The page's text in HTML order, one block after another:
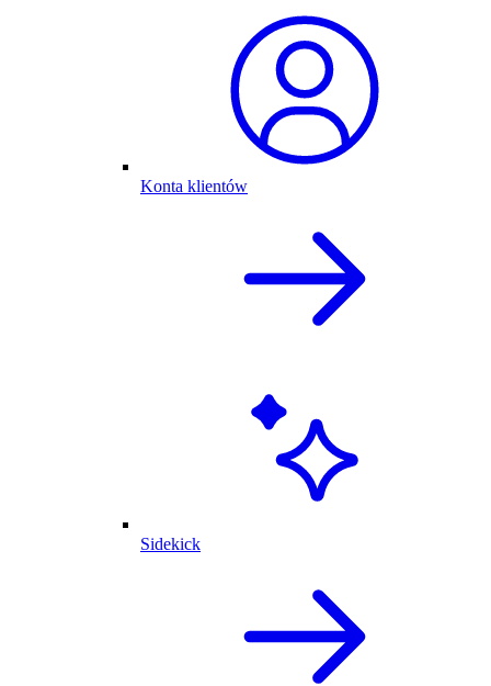
Konta klientów
Sidekick